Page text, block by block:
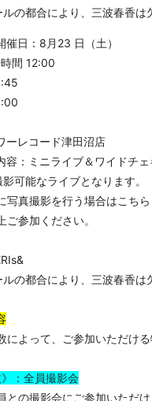
の都合により、三波春香は
日：8月23 日（土）
間 12:00
ーレコード津田沼店
容：ミニライブ＆ワイドチ
可能なライブとなります。
写真撮影を行う場合はこちら
ご参加ください。
の都合により、三波春香は
によって、ご参加いただける
》：全員撮影会
との撮影会にご参加いただけ